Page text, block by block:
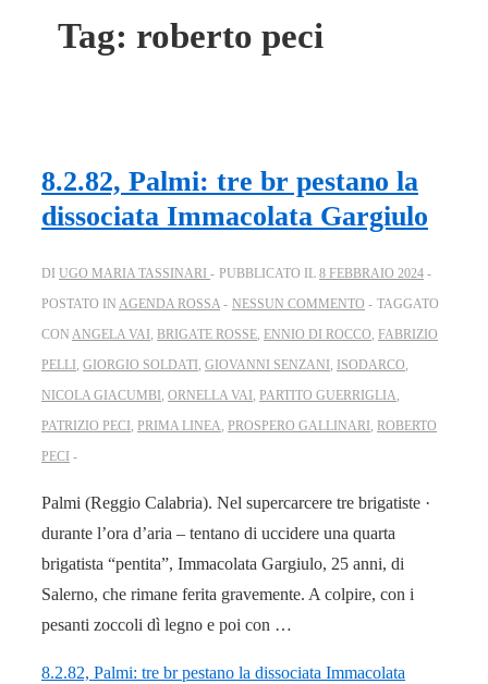
Tag: roberto peci
8.2.82, Palmi: tre br pestano la
dissociata Immacolata Gargiulo
DI UGO MARIA TASSINARI PUBBLICATO IL 8 FEBBRAIO 2024
POSTATO IN AGENDA ROSSA NESSUN COMMENTO
TAGGATO
CON ANGELA VAI , BRIGATE ROSSE, ENNIO DI ROCCO, FABRIZIO
PELLI , GIORGIO SOLDATI , GIOVANNI SENZANI , ISODARCO,
NICOLA GIACUMBI , ORNELLA VAI , PARTITO GUERRIGLIA,
PATRIZIO PECI , PRIMA LINEA, PROSPERO GALLINARI , ROBERTO
PECI
Palmi (Reggio Calabria). Nel supercarcere tre brigatiste ·
durante l’ora d’aria – tentano di uccidere una quarta
brigatista “pentita”, Immacolata Gargiulo, 25 anni, di
Salerno, che rimane ferita gravemente. A colpire, con i
pesanti zoccoli dì legno e poi con …
8.2.82, Palmi: tre br pestano la dissociata Immacolata